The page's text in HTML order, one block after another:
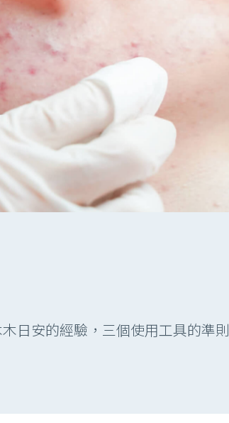
日安的經驗，三個使用工具的準則